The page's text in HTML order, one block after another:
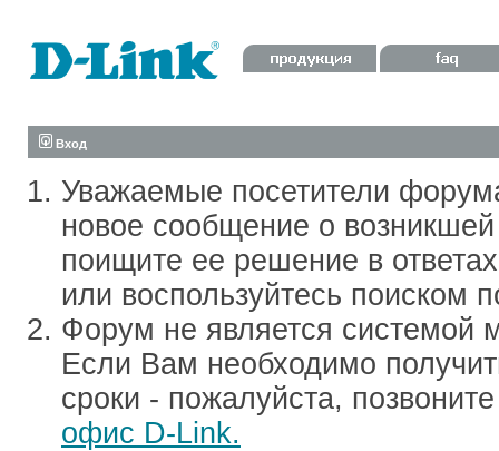
Вход
Уважаемые посетители
новое сообщение о
поищите ее решение в
или воспользуйтесь поиском
Форум не является системой
Если Вам необходимо
сроки - пожалуйста,
офис D-Link.